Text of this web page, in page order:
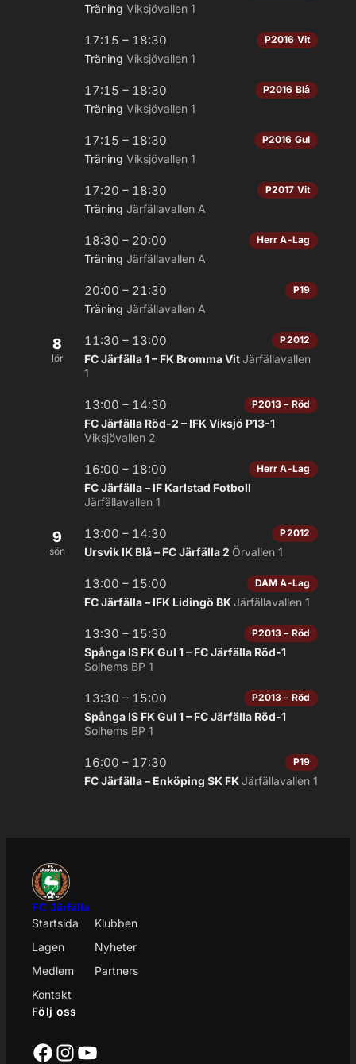
Träning Viksjövallen 1
17:15 – 18:30 P2016 Vit
Träning Viksjövallen 1
17:15 – 18:30 P2016 Blå
Träning Viksjövallen 1
17:15 – 18:30 P2016 Gul
Träning Viksjövallen 1
17:20 – 18:30 P2017 Vit
Träning Järfällavallen A
18:30 – 20:00 Herr A-Lag
Träning Järfällavallen A
20:00 – 21:30 P19
Träning Järfällavallen A
8
lör
11:30 – 13:00 P2012
FC Järfälla 1 – FK Bromma VitJärfällavallen
1
13:00 – 14:30 P2013 – Röd
FC Järfälla Röd-2 – IFK Viksjö P13-1
Viksjövallen 2
16:00 – 18:00 Herr A-Lag
FC Järfälla – IF Karlstad Fotboll
Järfällavallen 1
9
sön
13:00 – 14:30 P2012
Ursvik IK Blå – FC Järfälla 2 Örvallen 1
13:00 – 15:00 DAM A-Lag
FC Järfälla – IFK Lidingö BK Järfällavallen 1
13:30 – 15:30 P2013 – Röd
Spånga IS FK Gul 1 – FC Järfälla Röd-1
Solhems BP 1
13:30 – 15:00 P2013 – Röd
Spånga IS FK Gul 1 – FC Järfälla Röd-1
Solhems BP 1
16:00 – 17:30 P19
FC Järfälla – Enköping SK FK Järfällavallen 1
FC Järfälla
Startsida
Klubben
Lagen
Nyheter
Medlem
Partners
Kontakt
Följ oss
Facebook
Instagram
YouTube